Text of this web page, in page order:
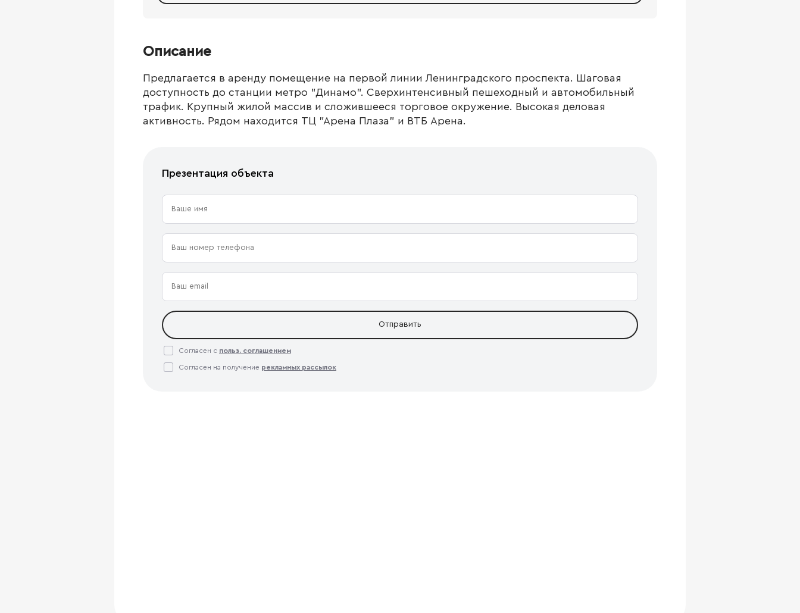
Описание
Предлагается в аренду помещение на первой линии Ленинградского проспекта. Шаговая
доступность до станции метро "Динамо". Сверхинтенсивный пешеходный и автомобильный
трафик. Крупный жилой массив и сложившееся торговое окружение. Высокая деловая
активность. Рядом находится ТЦ "Арена Плаза" и ВТБ Арена.
Презентация объекта
Отправить
Согласен с польз. соглашением
Согласен на получение рекламных рассылок